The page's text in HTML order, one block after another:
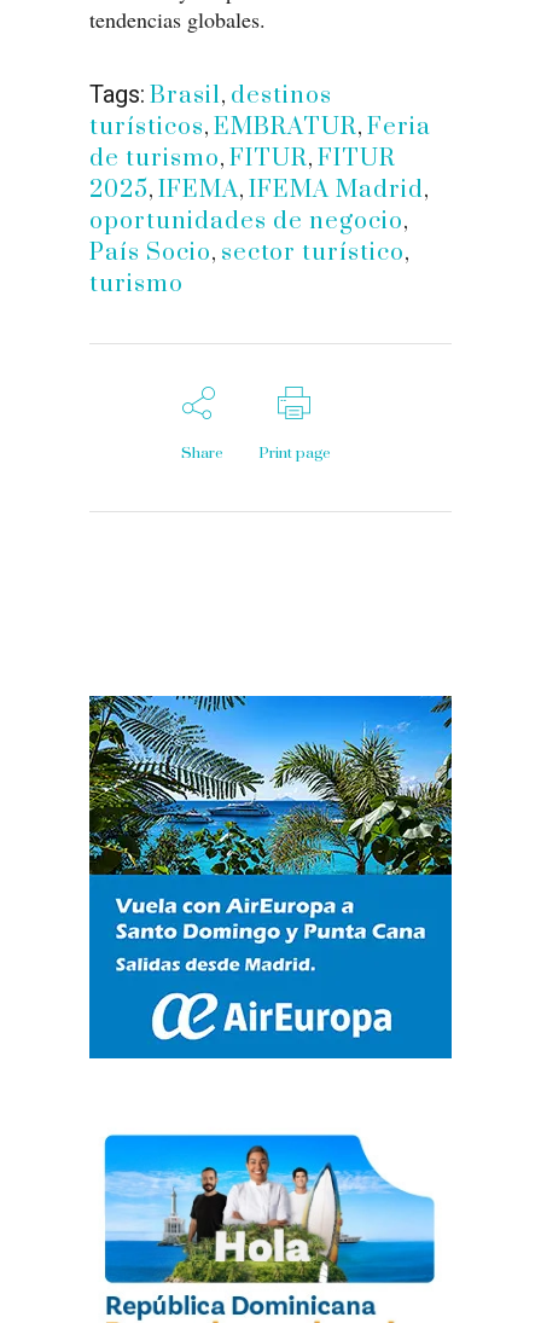
tendencias globales.
Tags: Brasil, destinos
turísticos, EMBRATUR, Feria
de turismo, FITUR, FITUR
2025, IFEMA, IFEMA Madrid,
oportunidades de negocio,
País Socio, sector turístico,
turismo
Share Print page